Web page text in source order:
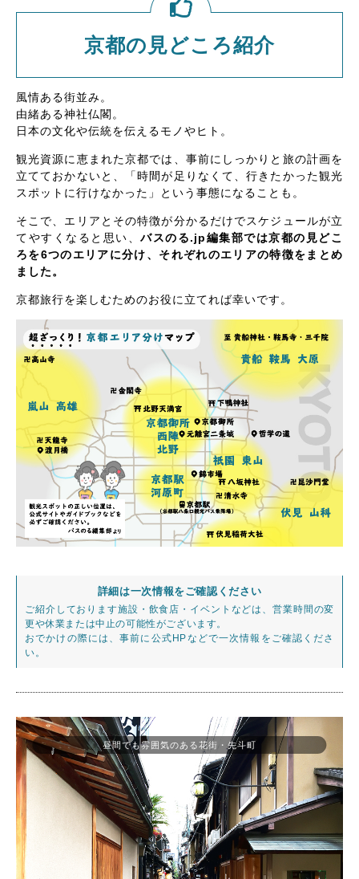
京都の見どころ紹介
風情ある街並み。
由緒ある神社仏閣。
日本の文化や伝統を伝えるモノやヒト。
観光資源に恵まれた京都では、事前にしっかりと旅の計画を
立てておかないと、「時間が足りなくて、行きたかった観光
スポットに行けなかった」という事態になることも。
そこで、エリアとその特徴が分かるだけでスケジュールが立
てやすくなると思い、バスのる.jp編集部では京都の見どこ
ろを6つのエリアに分け、それぞれのエリアの特徴をまとめ
ました。
京都旅行を楽しむためのお役に立てれば幸いです。
詳細は一次情報をご確認ください
ご紹介しております施設・飲食店・イベントなどは、営業時間の変
更や休業または中止の可能性がございます。
おでかけの際には、事前に公式HPなどで一次情報をご確認くださ
い。
昼間でも雰囲気のある花街・先斗町